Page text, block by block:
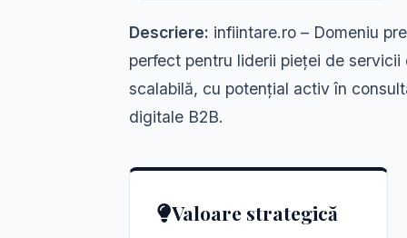
Descriere: infiintare.ro – Domeniu
perfect pentru liderii pieței de
scalabilă, cu potențial activ în
digitale B2B.
Valoare strategică